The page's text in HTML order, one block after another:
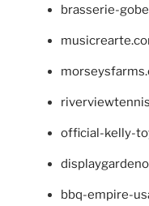
brasserie-
official-kelly-
bbq-empire-